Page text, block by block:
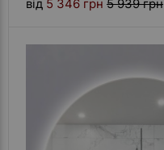
від 5 346 грн 5 939 грн